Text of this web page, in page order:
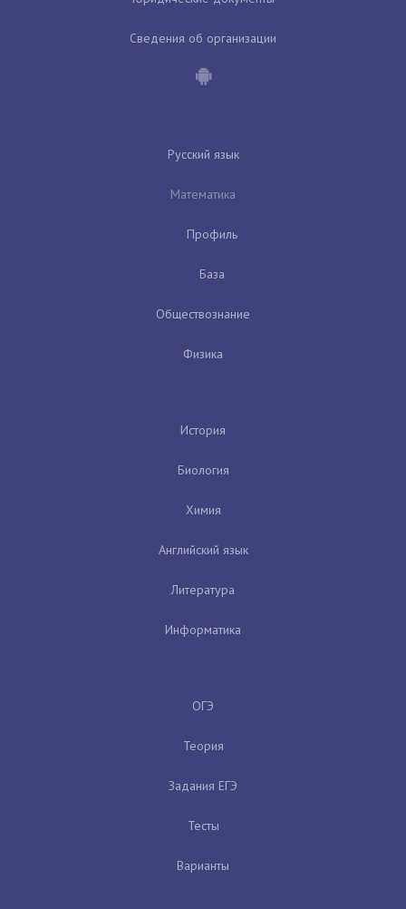
Сведения об организации
Русский язык
Математика
Профиль
База
Обществознание
Физика
История
Биология
Химия
Английский язык
Литература
Информатика
ОГЭ
Теория
Задания ЕГЭ
Тесты
Варианты